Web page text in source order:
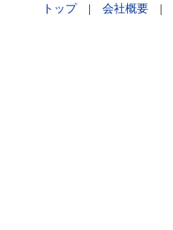
トップ| 会社概要|